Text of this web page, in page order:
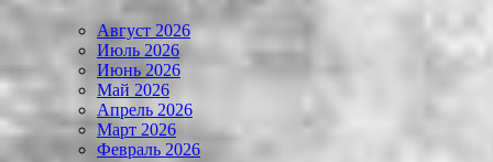
Август 2026
Июль 2026
Июнь 2026
Май 2026
Апрель 2026
Март 2026
Февраль 2026